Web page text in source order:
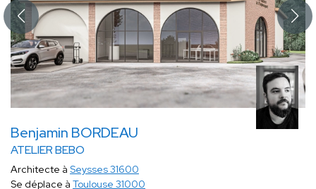
Benjamin BORDEAU
ATELIER BEBO
Architecte à Seysses 31600
Se déplace à Toulouse 31000